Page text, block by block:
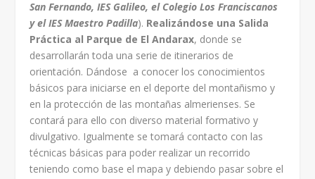
San Fernando, IES Galileo, el Colegio Los Franciscanos
y el IES Maestro Padilla). Realizándose una Salida
Práctica al Parque de El Andarax, donde se
desarrollarán toda una serie de itinerarios de
orientación. Dándose a conocer los conocimientos
básicos para iniciarse en el deporte del montañismo y
en la protección de las montañas almerienses. Se
contará para ello con diverso material formativo y
divulgativo. Igualmente se tomará contacto con las
técnicas básicas para poder realizar un recorrido
teniendo como base el mapa y debiendo pasar sobre el